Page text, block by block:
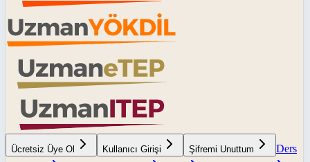
Ücretsiz Üye Ol Kullanıcı Girişi Şifremi Unuttum
Ders